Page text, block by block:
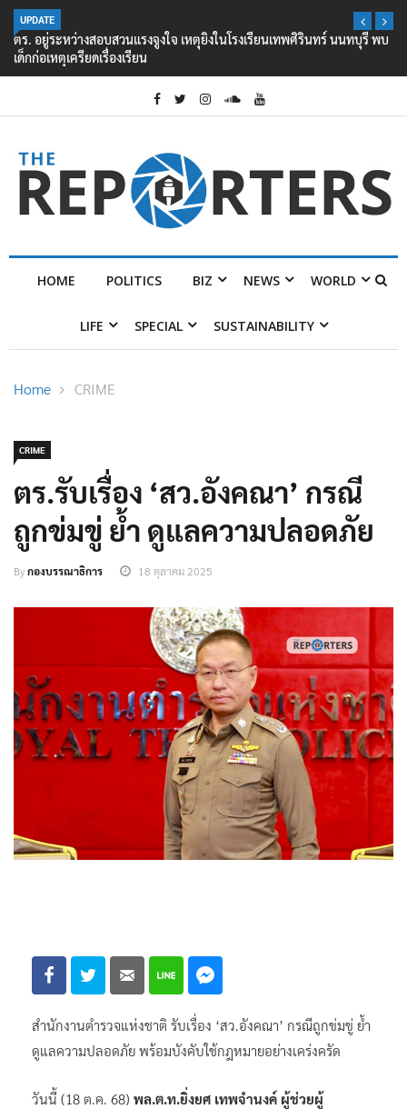
UPDATE
ตร. อยู่ระหว่างสอบสวนแรงจูงใจ เหตุยิงในโรงเรียนเทพศิรินทร์ นนทบุรี พบ
เด็กก่อเหตุเครียดเรื่องเรียน
HOME POLITICS BIZ NEWS WORLD
LIFE SPECIAL SUSTAINABILITY
Home CRIME
CRIME
ตร.รับเรื่อง ‘สว.อังคณา’ กรณี
ถูกข่มขู่ ย้ำ ดูแลความปลอดภัย
Byกองบรรณาธิการ 18 ตุลาคม 2025
สำนักงานตำรวจแห่งชาติ รับเรื่อง ‘สว.อังคณา’ กรณีถูกข่มขู่ ย้ำ
ดูแลความปลอดภัย พร้อมบังคับใช้กฎหมายอย่างเคร่งครัด
วันนี้ (18 ต.ค. 68) พล.ต.ท.ยิ่งยศ เทพจำนงค์ ผู้ช่วยผู้